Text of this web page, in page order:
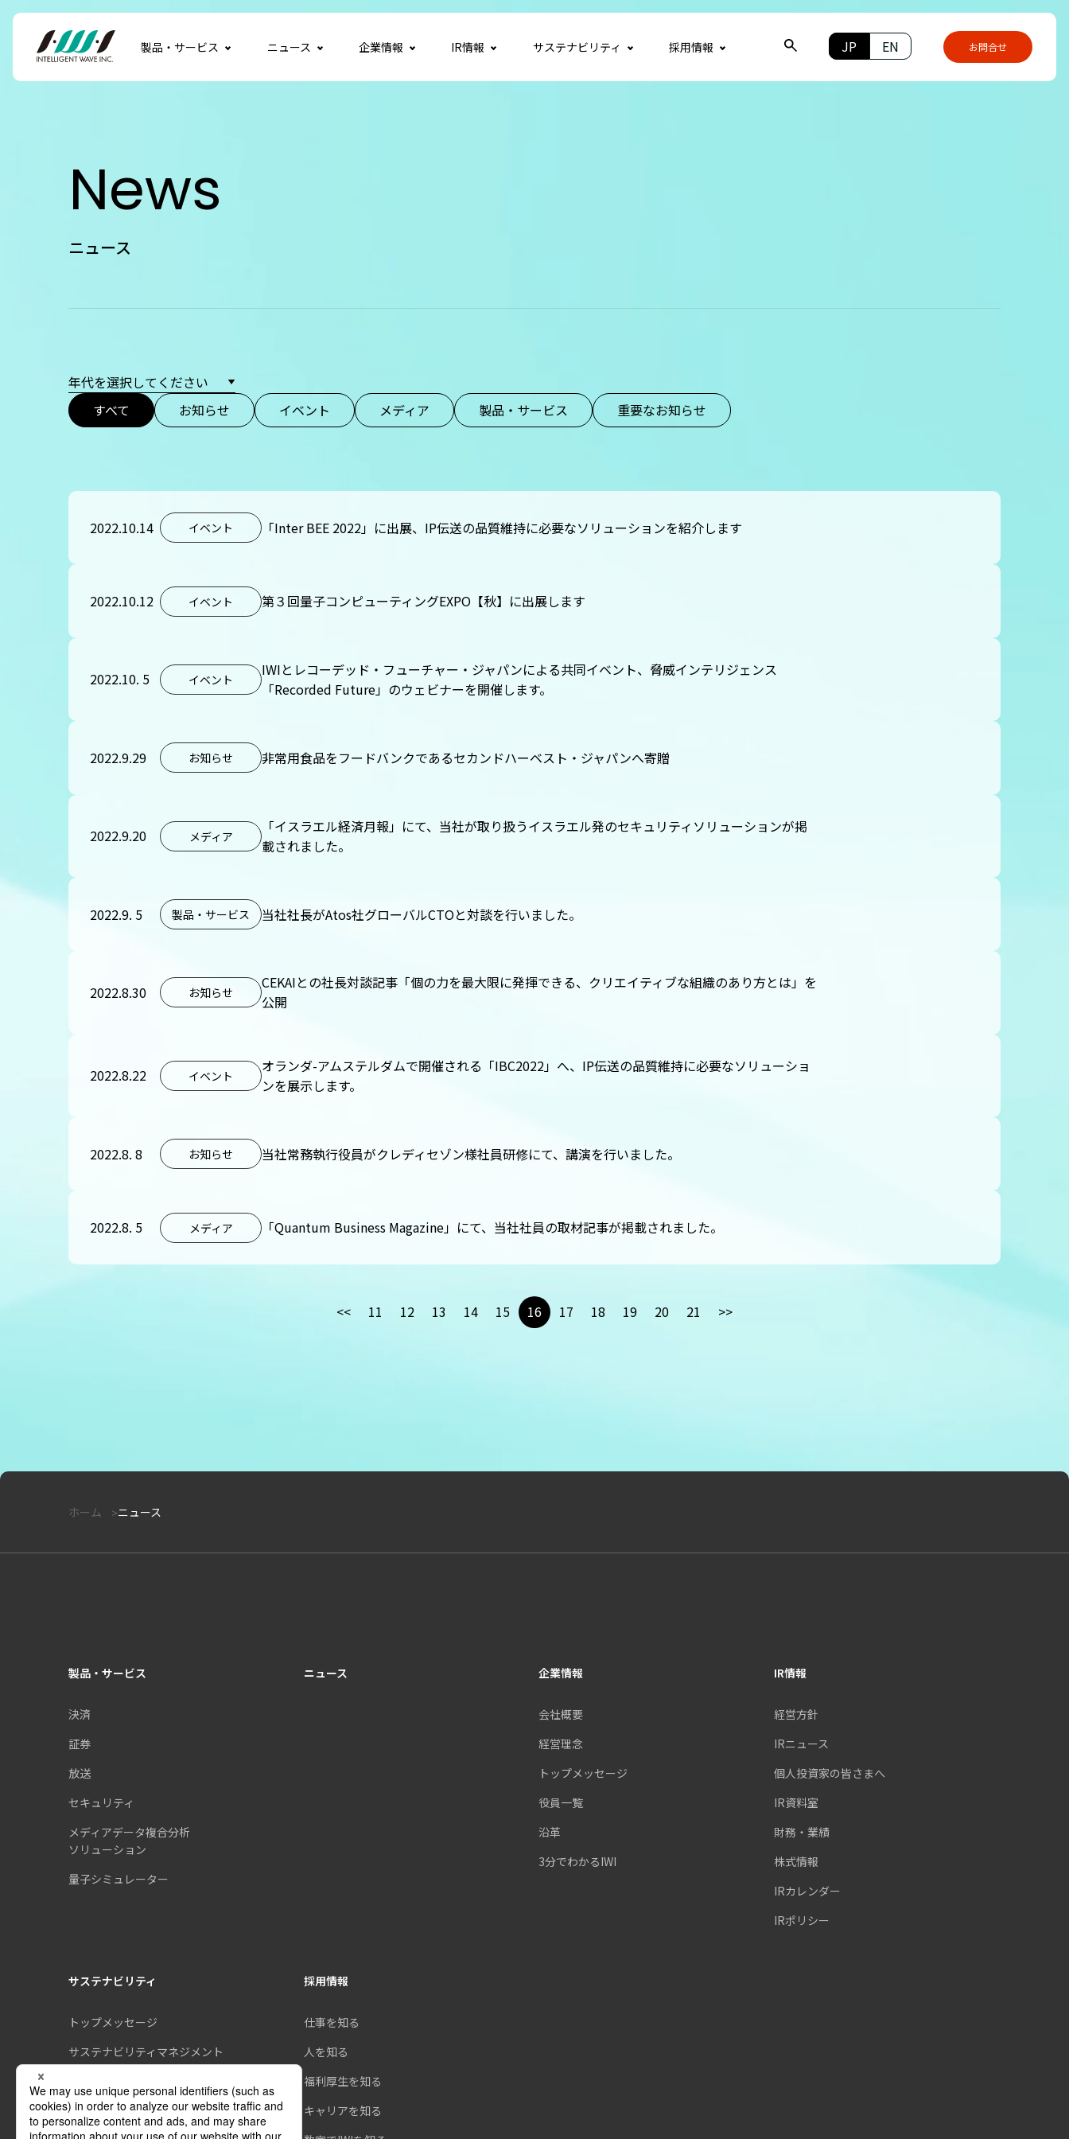
製品・サービス ニュース 企業情報 IR情報 サステナビリティ 採用情報 JP EN お問合せ
News
ニュース
すべて お知らせ イベント メディア 製品・サービス 重要なお知らせ
2022.10.14 イベント 「Inter BEE 2022」に出展、IP伝送の品質維持に必要なソリューションを紹介します
2022.10.12 イベント 第３回量子コンピューティングEXPO【秋】に出展します
2022.10. 5 イベント
IWIとレコーデッド・フューチャー・ジャパンによる共同イベント、脅威インテリジェンス
「Recorded Future」のウェビナーを開催します。
2022.9.29 お知らせ 非常用食品をフードバンクであるセカンドハーベスト・ジャパンへ寄贈
2022.9.20 メディア
「イスラエル経済月報」にて、当社が取り扱うイスラエル発のセキュリティソリューションが掲
載されました。
2022.9. 5 製品・サービス 当社社長がAtos社グローバルCTOと対談を行いました。
2022.8.30 お知らせ
CEKAIとの社長対談記事「個の力を最大限に発揮できる、クリエイティブな組織のあり方とは」を
公開
2022.8.22 イベント
オランダ-アムステルダムで開催される「IBC2022」へ、IP伝送の品質維持に必要なソリューショ
ンを展示します。
2022.8. 8 お知らせ 当社常務執行役員がクレディセゾン様社員研修にて、講演を行いました。
2022.8. 5 メディア 「Quantum Business Magazine」にて、当社社員の取材記事が掲載されました。
<< 11 12 13 14 15 16 17 18 19 20 21 >>
ホーム ニュース
製品・サービス
決済
証券
放送
セキュリティ
メディアデータ複合分析
ソリューション
量子シミュレーター
ニュース 企業情報
会社概要
経営理念
トップメッセージ
役員一覧
沿革
3分でわかるIWI
IR情報
経営方針
IRニュース
個人投資家の皆さまへ
IR資料室
財務・業績
株式情報
IRカレンダー
IRポリシー
サステナビリティ
トップメッセージ
サステナビリティマネジメント
社会
採用情報
仕事を知る
人を知る
福利厚生を知る
キャリアを知る